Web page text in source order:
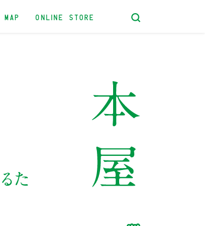
MAP ONLINE STORE
た